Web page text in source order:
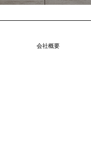
会社概要